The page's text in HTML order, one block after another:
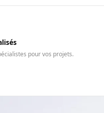
pour vos projets.